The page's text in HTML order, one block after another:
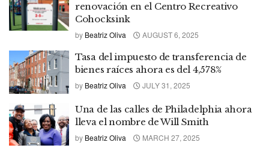
renovación en el Centro Recreativo
Cohocksink
by Beatriz Oliva AUGUST 6, 2025
Tasa del impuesto de transferencia de
bienes raíces ahora es del 4,578%
by Beatriz Oliva JULY 31, 2025
Una de las calles de Philadelphia ahora
lleva el nombre de Will Smith
by Beatriz Oliva MARCH 27, 2025